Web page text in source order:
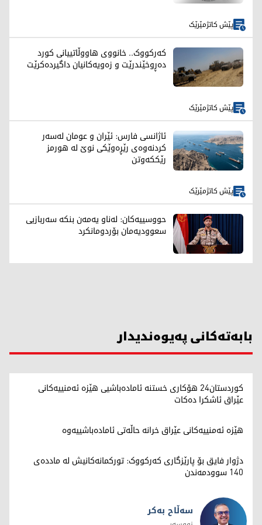
پێش کاتژمێرێک
کەرکووک.. خانووی هاووڵاتییانی کورد
دەڕوخێندرێت و زەویەکانیان داگیردەکرێت
پێش کاتژمێرێک
ئاژانسی فارس: ئێران و عومان لەسەر
کردنەوەی رێڕەوێکی نوێ لە هورمز
رێککەوتن
پێش کاتژمێرێک
حووسییەکان: لەناو یەمەن بنکە سەربازیی
سعوودیەمان بۆردومانکرد
بابەتەکانی پەیوەندیدار
کوردستان24 هۆکاری خستنە ئامادەباشیی هێزە ئەمنییەکانی
عێراق ئاشکرا دەکات
هێزە ئەمنییەکانی عێراق خرانە حاڵەتی ئامادەباشییەوە
دژوار فایق بۆ پارێزگاری کەرکووک: تورکمانەکانیش لە ماددەی
140 سوودمەندن
سەڵاح بەکر